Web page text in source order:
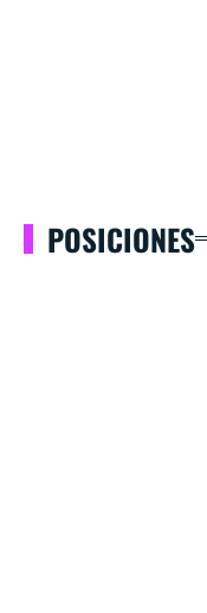
POSICIONES